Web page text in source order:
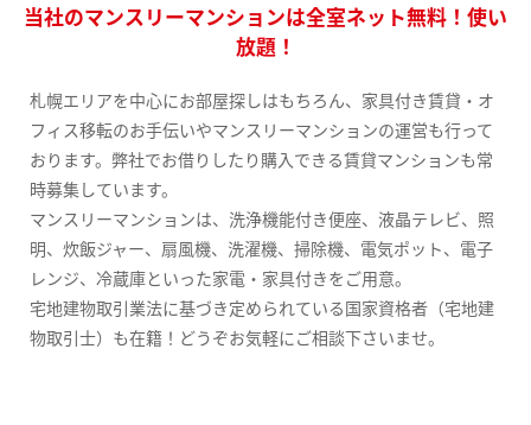
当社のマンスリーマンションは全室ネット無料！使い
放題！
札幌エリアを中心にお部屋探しはもちろん、家具付き賃貸・オ
フィス移転のお手伝いやマンスリーマンションの運営も行って
おります。弊社でお借りしたり購入できる賃貸マンションも常
時募集しています。
マンスリーマンションは、洗浄機能付き便座、液晶テレビ、照
明、炊飯ジャー、扇風機、洗濯機、掃除機、電気ポット、電子
レンジ、冷蔵庫といった家電・家具付きをご用意。
宅地建物取引業法に基づき定められている国家資格者（宅地建
物取引士）も在籍！どうぞお気軽にご相談下さいませ。